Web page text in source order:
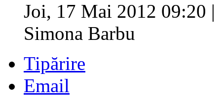
Joi, 17 Mai 2012 09:20 |
Simona Barbu
Tipărire
Email